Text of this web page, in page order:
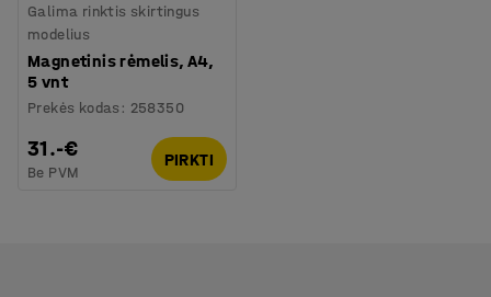
Galima rinktis skirtingus
modelius
Magnetinis rėmelis, A4,
5 vnt
Prekės kodas : 258350
31.-€
Be PVM
PIRKTI